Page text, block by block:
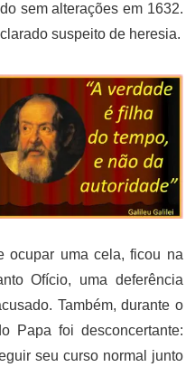
sem alterações em 1632.
suspeito de heresia.
ocupar uma cela, ficou na
Ofício, uma deferência
Também, durante o
Papa foi desconcertante:
seu curso normal junto